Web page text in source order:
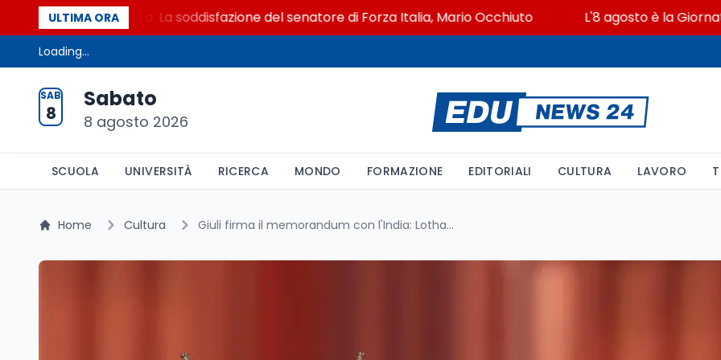
ULTIMA ORA
al Senato. La soddisfazione del senatore di Forza Italia, Mario Occhiuto L'8 agosto è la Giornata
Loading...
SAB
8
Sabato
8 agosto 2026
SCUOLA UNIVERSITÀ RICERCA MONDO FORMAZIONE EDITORIALI CULTURA LAVORO
Home Cultura Giuli firma il memorandum con l'India: Lothal e 105 siti UNESCO in dialogo